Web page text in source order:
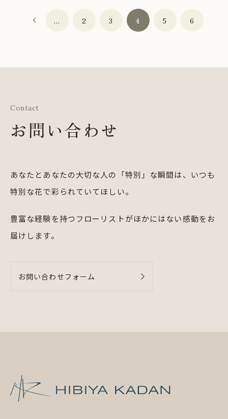
... 2 3 4 5 6
Contact
お問い合わせ
あなたとあなたの大切な人の「特別」な瞬間は、
いつも
特別な花で彩られていてほしい。
豊富な経験を持つフローリストがほかにはない感動をお
届けします。
お問い合わせフォーム